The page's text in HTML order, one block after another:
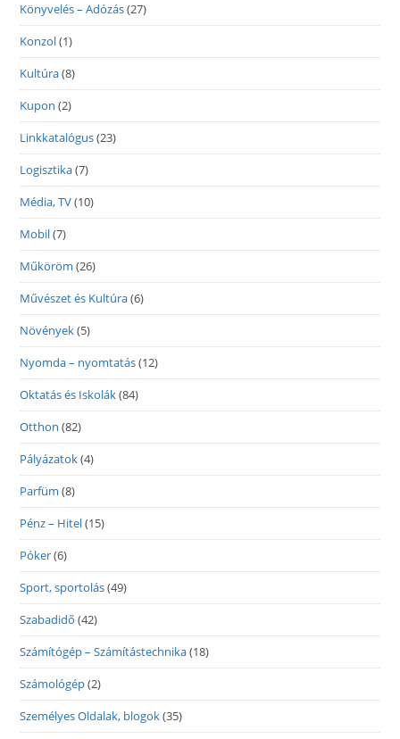
Könyvelés – Adózás(27)
Konzol(1)
Kultúra(8)
Kupon (2)
Linkkatalógus(23)
Logisztika(7)
Média, TV(10)
Mobil(7)
Műköröm (26)
Művészet és Kultúra(6)
Növények(5)
Nyomda – nyomtatás(12)
Oktatás és Iskolák(84)
Otthon (82)
Pályázatok(4)
Parfüm (8)
Pénz – Hitel(15)
Póker(6)
Sport, sportolás(49)
Szabadidő (42)
Számítógép – Számítástechnika(18)
Számológép(2)
Személyes Oldalak, blogok(35)